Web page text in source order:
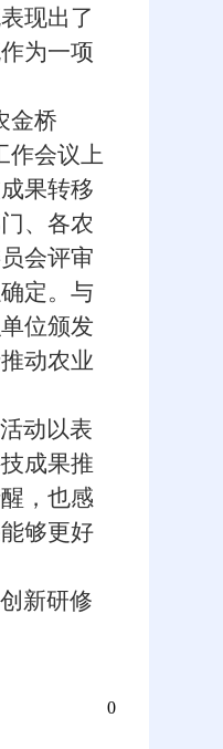
现出了
为一项
金桥
作会议上
果转移
、各农
会评审
定。与
位颁发
动农业
动以表
成果推
，也感
够更好
新研修
0